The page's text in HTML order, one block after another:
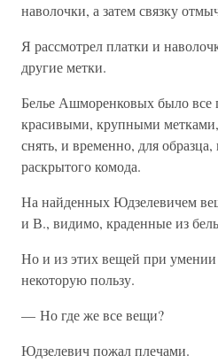
наволочки, а затем связку
Я рассмотрел платки и
другие метки.
Белье Ашморенковых было все
красивыми, крупными метками,
снять, и временно, для образца,
раскрытого комода.
На найденных Юдзелевичем
и В., видимо, краденные из
Но и из этих вещей при
некоторую пользу.
— Но где же все вещи?
Юдзелевич пожал плечами.